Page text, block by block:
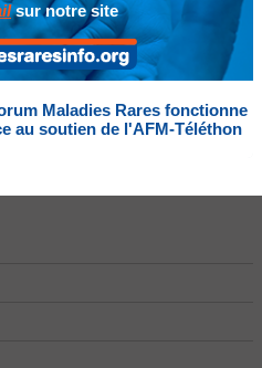
sur notre site
Maladies Rares fonctionne
au soutien de l'AFM-Téléthon